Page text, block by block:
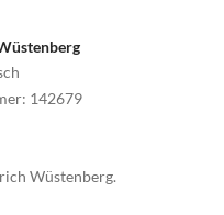
: 142679
Wüstenberg.